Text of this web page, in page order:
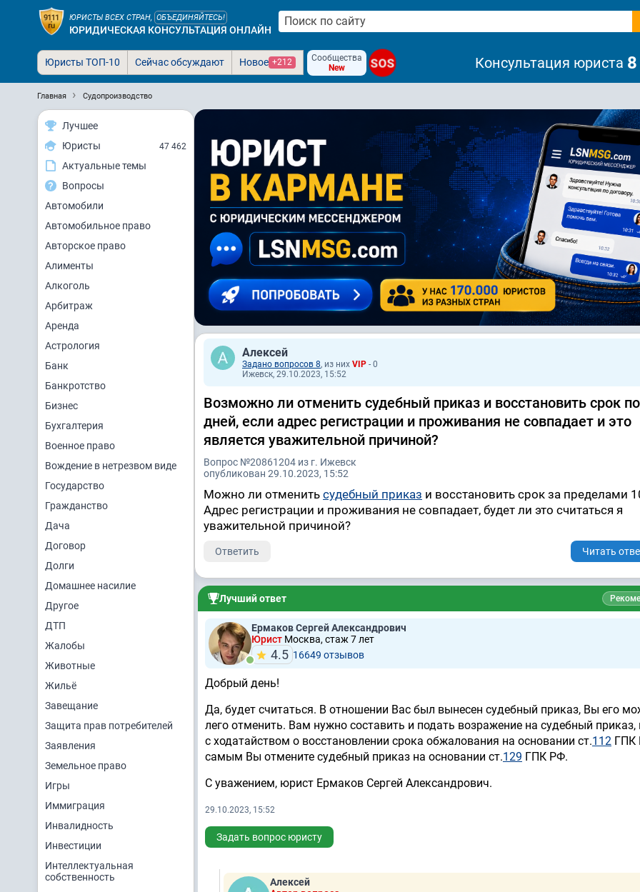
ЮРИСТЫ ВСЕХ СТРАН, ОБЪЕДИНЯЙТЕСЬ!
ЮРИДИЧЕСКАЯ КОНСУЛЬТАЦИЯ ОНЛАЙН
Юристы ТОП-10 Сейчас обсуждают Новое +212
Сообщества
New
SOS Консультация юриста
Главная Судопроизводство
Лучшее
Юристы
47 462
Актуальные темы
Вопросы
Автомобили
Автомобильное право
Авторское право
Алименты
Алкоголь
Арбитраж
Аренда
Астрология
Банк
Банкротство
Бизнес
Бухгалтерия
Военное право
Вождение в нетрезвом виде
Государство
Гражданство
Дача
Договор
Долги
Домашнее насилие
Другое
ДТП
Жалобы
Животные
Жильё
Завещание
Защита прав потребителей
Заявления
Земельное право
Игры
Иммиграция
Инвалидность
Инвестиции
Интеллектуальная
собственность
Алексей
Задано вопросов 8, из них VIP - 0
Ижевск, 29.10.2023, 15:52
Возможно ли отменить судебный приказ и восстановить срок
дней, если адрес регистрации и проживания не совпадает и это
является уважительной причиной?
Вопрос №20861204 из г. Ижевск
опубликован 29.10.2023, 15:52
Можно ли отменить судебный приказ и восстановить срок за пределами
Адрес регистрации и проживания не совпадает, будет ли это считаться я
уважительной причиной?
Ответить Читать
Лучший ответ
Ермаков Сергей Александрович
Юрист Москва, стаж 7 лет
4.5 16649 отзывов
Добрый день!
Да, будет считаться. В отношении Вас был вынесен судебный приказ, Вы его
лего отменить. Вам нужно составить и подать возражение на судебный приказ,
с ходатайством о восстановлении срока обжалования на основании ст.112 ГПК
самым Вы отмените судебный приказ на основании ст.129 ГПК РФ.
С уважением, юрист Ермаков Сергей Александрович.
29.10.2023, 15:52
Задать вопрос юристу
Алексей